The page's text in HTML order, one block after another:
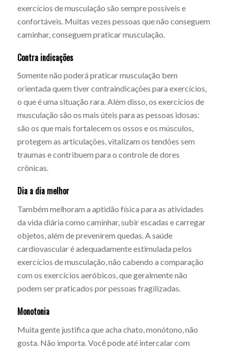
exercícios de musculação são sempre possíveis e
confortáveis. Muitas vezes pessoas que não conseguem
caminhar, conseguem praticar musculação.
Contra indicações
Somente não poderá praticar musculação bem
orientada quem tiver contraindicações para exercícios,
o que é uma situação rara. Além disso, os exercícios de
musculação são os mais úteis para as pessoas idosas:
são os que mais fortalecem os ossos e os músculos,
protegem as articulações, vitalizam os tendões sem
traumas e contribuem para o controle de dores
crônicas.
Dia a dia melhor
Também melhoram a aptidão física para as atividades
da vida diária como caminhar, subir escadas e carregar
objetos, além de prevenirem quedas. A saúde
cardiovascular é adequadamente estimulada pelos
exercícios de musculação, não cabendo a comparação
com os exercícios aeróbicos, que geralmente não
podem ser praticados por pessoas fragilizadas.
Monotonia
Muita gente justifica que acha chato, monótono, não
gosta. Não importa. Você pode até intercalar com